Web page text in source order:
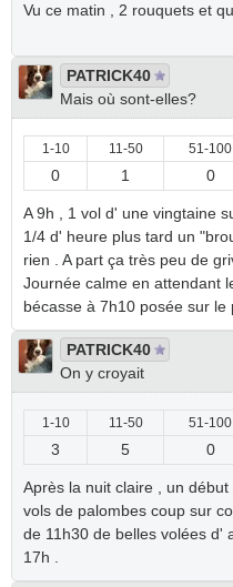
Vu ce matin , 2 rouquets et
PATRICK40
Mais où sont-elles?
1-10 11-50 51-100
0 1 0
A 9h , 1 vol d' une vingtaine
1/4 d' heure plus tard un
rien . A part ça très peu de
Journée calme en attendant
bécasse à 7h10 posée sur le
PATRICK40
On y croyait
1-10 11-50 51-100
3 5 0
Après la nuit claire , un
vols de palombes coup sur
de 11h30 de belles volées d'
17h .